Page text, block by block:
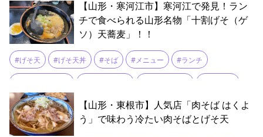
#山うど #山菜 #山菜そば #月山 #月山筍 #細竹
#肉そば #西川町 #親鳥 #観光
#雪解け水
#中太麺 #冷たい鶏そば #冷やし鶏中華 #合盛 #塩ラーメン
#山菜うどん #山菜そば #座敷席
#豚中華 #辛ガリ中華 #選べるメニュー #鶏中華
【山形・寒河江市】寒河江で発見！ラン
チで食べられる山形名物「十割げそ（ゲ
ソ）天蕎麦」！！
#げそ天 #げそ天丼 #そば #メニュー #ランチ
#名物 #寒河江 #焼肉定食 #肉うどん #肉中華 #鳥中華
【山形・東根市】人気店「肉そば はくよ
う」で味わう冷たい肉そばとげそ天